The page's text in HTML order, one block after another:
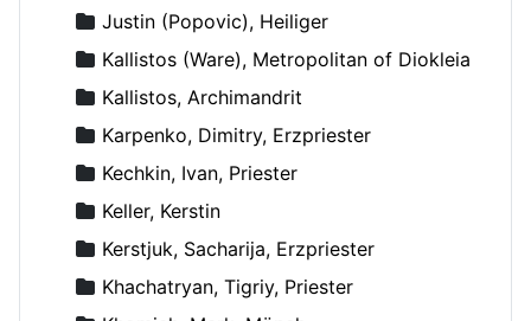
Justin (Popovic), Heiliger
Kallistos (Ware), Metropolitan of Diokleia
Kallistos, Archimandrit
Karpenko, Dimitry, Erzpriester
Kechkin, Ivan, Priester
Keller, Kerstin
Kerstjuk, Sacharija, Erzpriester
Khachatryan, Tigriy, Priester